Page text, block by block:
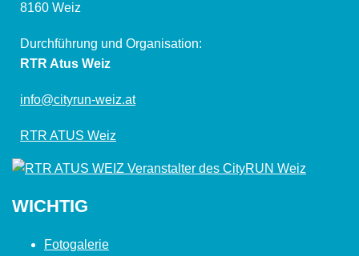
8160 Weiz
Durchführung und Organisation:
RTR Atus Weiz
info@cityrun-weiz.at
RTR ATUS Weiz
WICHTIG
Fotogalerie